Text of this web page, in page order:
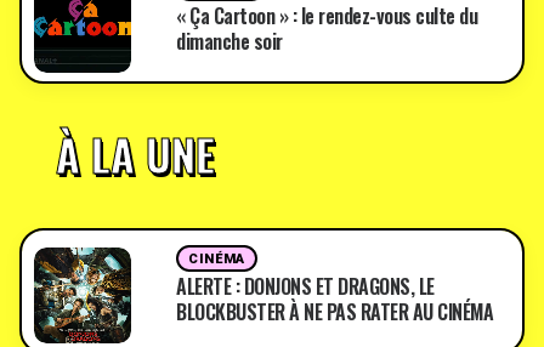
« Ça Cartoon » : le rendez-vous culte du
dimanche soir
À LA UNE
CINÉMA
ALERTE : DONJONS ET DRAGONS, LE
BLOCKBUSTER À NE PAS RATER AU CINÉMA